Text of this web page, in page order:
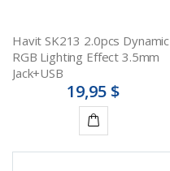
Havit SK213 2.0pcs Dynamic
RGB Lighting Effect 3.5mm
Jack+USB
19,95 $